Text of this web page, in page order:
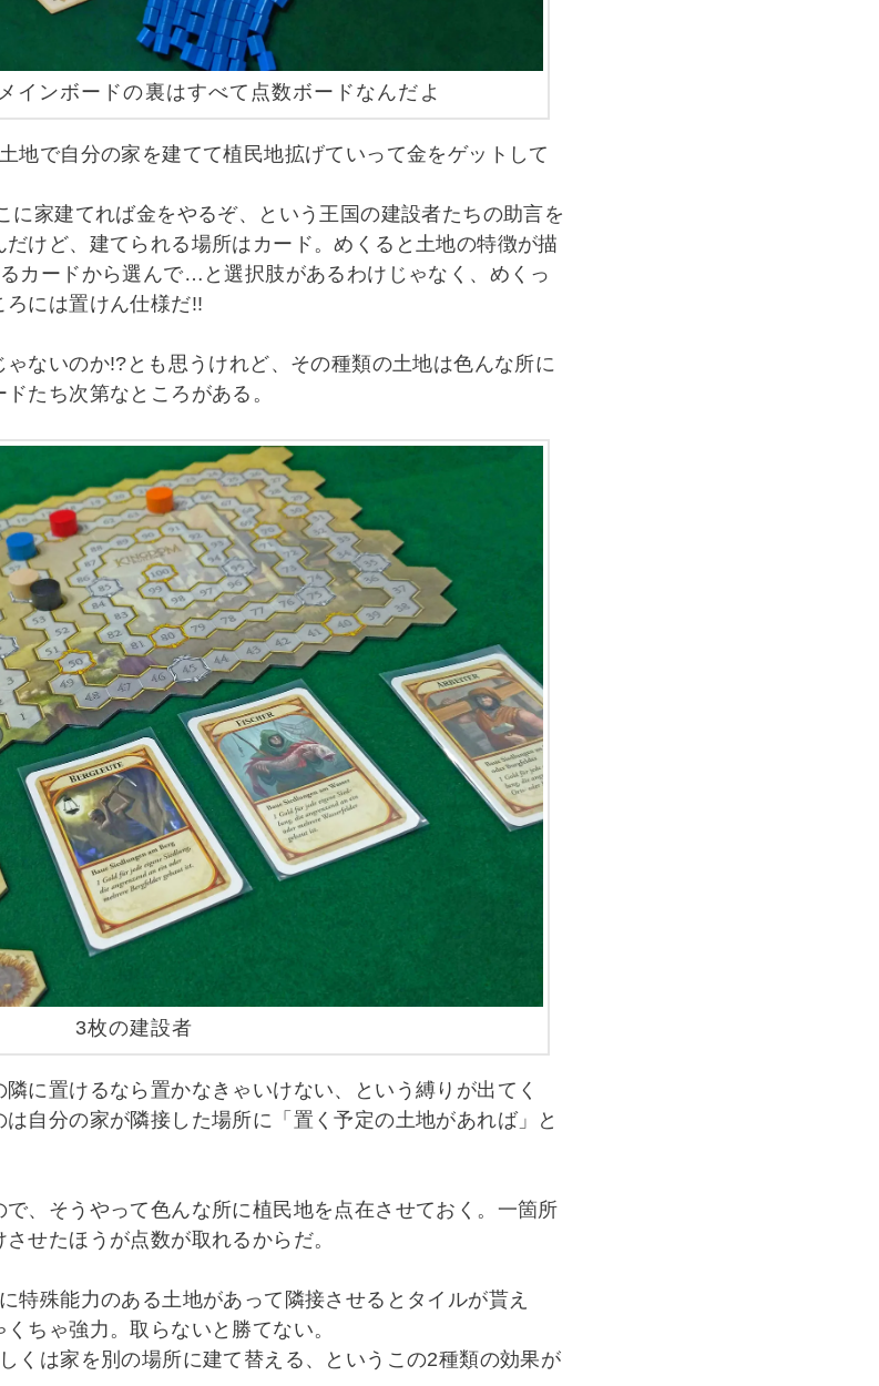
インボードの裏はすべて点数ボードなんだよ
地で自分の家を建てて植民地拡げていって金をゲットして
に家建てれば金をやるぞ、という王国の建設者たちの助言を
けど、建てられる場所はカード。めくると土地の特徴が描
カードから選んで…と選択肢があるわけじゃなく、めくっ
には置けん仕様だ!!
ないのか!?とも思うけれど、その種類の土地は色んな所に
たち次第なところがある。
3枚の建設者
に置けるなら置かなきゃいけない、という縛りが出てく
自分の家が隣接した場所に「置く予定の土地があれば」と
、そうやって色んな所に植民地を点在させておく。一箇所
せたほうが点数が取れるからだ。
特殊能力のある土地があって隣接させるとタイルが貰え
ちゃ強力。取らないと勝てない。
くは家を別の場所に建て替える、というこの2種類の効果が